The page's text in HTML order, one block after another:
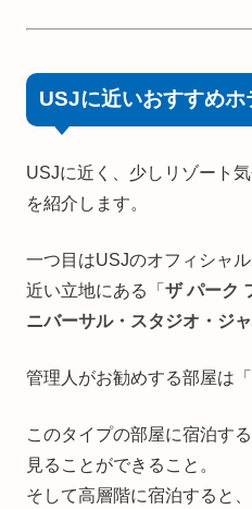
USJに近いおすすめホ
USJに近く、少しリゾート
を紹介します。
一つ目はUSJのオフィシャ
近い立地にある「 ザ パーク
ニバーサル・スタジオ・ジ
管理人がお勧めする部屋は
このタイプの部屋に宿泊す
見ることができること。
そして高層階に宿泊すると